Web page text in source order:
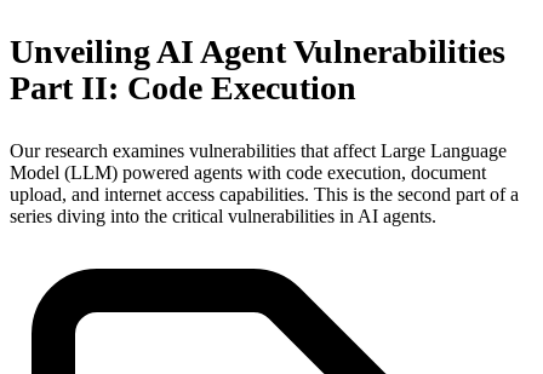
Unveiling AI Agent Vulnerabilities
Part II: Code Execution
Our research examines vulnerabilities that affect Large Language
Model (LLM) powered agents with code execution, document
upload, and internet access capabilities. This is the second part of a
series diving into the critical vulnerabilities in AI agents.